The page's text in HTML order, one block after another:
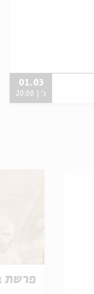
01.03
ג' | 20:00
פרשת